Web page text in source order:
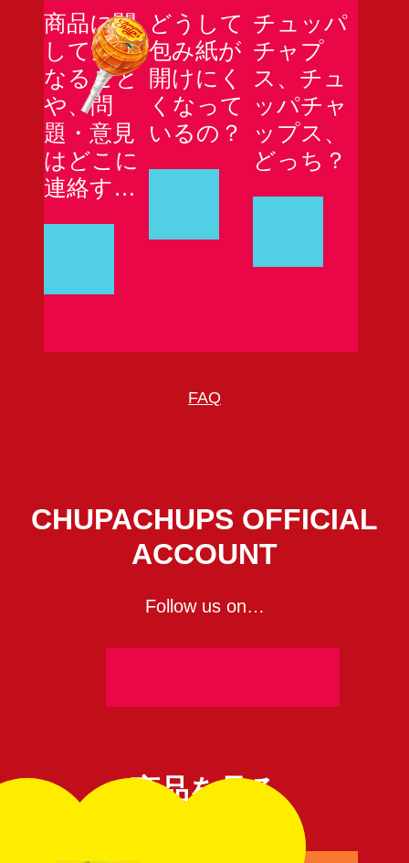
商品に関
して気に
なること
や、問
題・意見
はどこに
連絡すれ
どうして
包み紙が
開けにく
くなって
いるの？
チュッパ
チャプ
ス、チュ
ッパチャ
ップス、
どっち？
FAQ
CHUPACHUPS OFFICIAL
ACCOUNT
Follow us on…
商品を見る